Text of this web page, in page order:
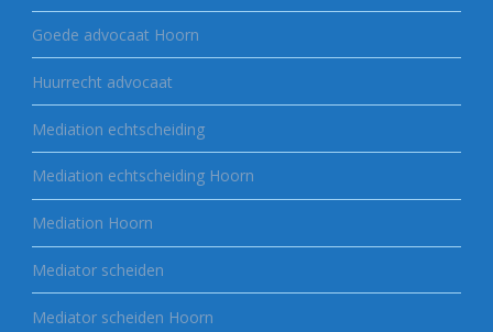
Goede advocaat Hoorn
Huurrecht advocaat
Mediation echtscheiding
Mediation echtscheiding Hoorn
Mediation Hoorn
Mediator scheiden
Mediator scheiden Hoorn